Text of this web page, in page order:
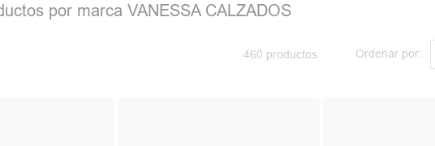
por marca VANESSA CALZADOS
460 productos Ordenar por: